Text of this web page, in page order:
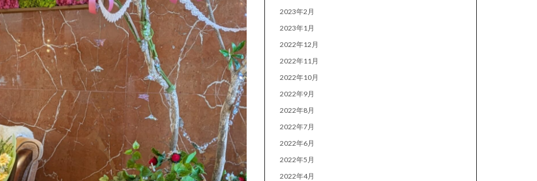
2023年2月
2023年1月
2022年12月
2022年11月
2022年10月
2022年9月
2022年8月
2022年7月
2022年6月
2022年5月
2022年4月